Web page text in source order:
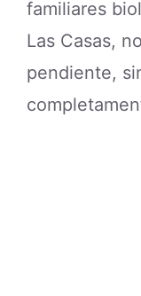
familiares
Las Casas,
pendiente,